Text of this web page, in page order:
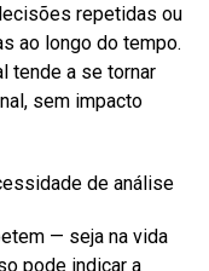
repetidas ou
ao longo do tempo.
tende a se tornar
sem impacto
de análise
— seja na vida
pode indicar a